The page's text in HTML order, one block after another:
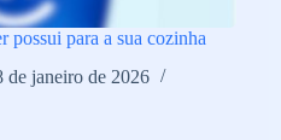
possui para a sua cozinha
de janeiro de 2026